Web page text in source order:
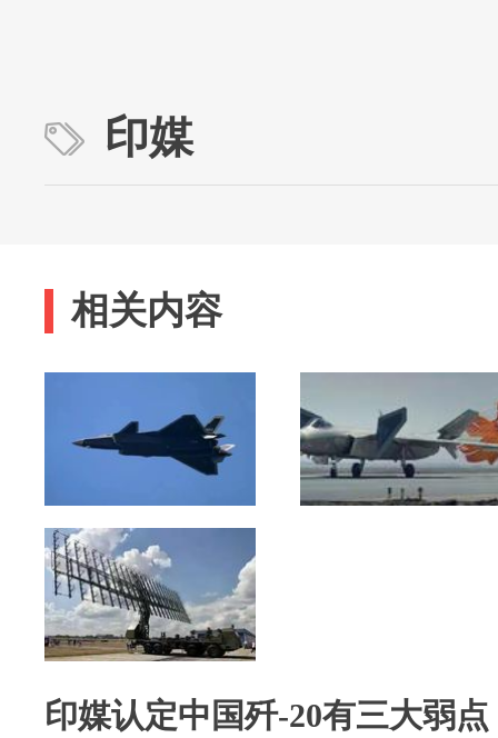
印媒
相关内容
印媒认定中国歼-20有三大弱